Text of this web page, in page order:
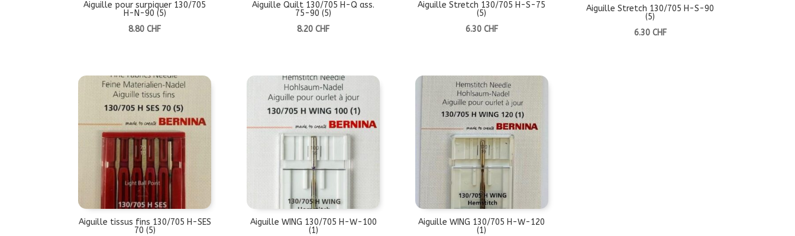
Aiguille pour surpiquer 130/705
H-N-90 (5)
8.80CHF
Aiguille Quilt 130/705 H-Q ass.
75-90 (5)
8.20CHF
Aiguille Stretch 130/705 H-S-75
(5)
6.30 CHF
Aiguille Stretch 130/705 H-S-90
(5)
6.30 CHF
Aiguille tissus fins 130/705 H-SES
70 (5)
Aiguille WING 130/705 H-W-100
(1)
Aiguille WING 130/705 H-W-120
(1)